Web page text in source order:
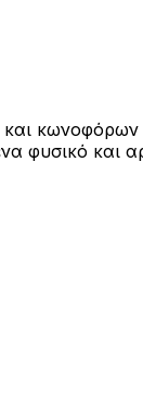
κωνοφόρων
φυσικό και